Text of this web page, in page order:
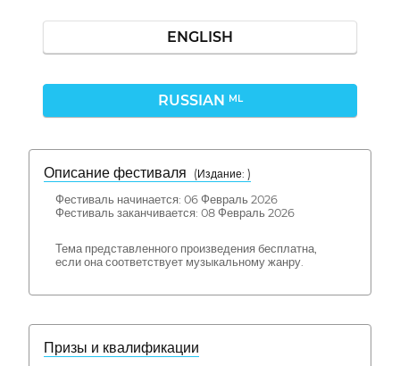
ENGLISH
RUSSIAN ML
Описание фестиваля
( Издание: )
Фестиваль начинается: 06 Февраль 2026
Фестиваль заканчивается: 08 Февраль 2026
Тема представленного произведения бесплатна,
если она соответствует музыкальному жанру.
Призы и квалификации